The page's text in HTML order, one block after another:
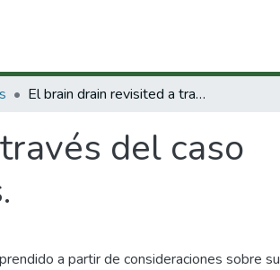
El brain drain revisited a través del caso colombiano : estudio de la red Caldas.
del caso
a partir de consideraciones sobre su